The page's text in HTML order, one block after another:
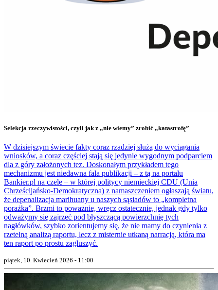
Selekcja rzeczywistości, czyli jak z „nie wiemy” zrobić „katastrofę”
W dzisiejszym świecie fakty coraz rzadziej służą do wyciągania
wniosków, a coraz częściej stają się jedynie wygodnym podparciem
dla z góry założonych tez. Doskonałym przykładem tego
mechanizmu jest niedawna fala publikacji – z tą na portalu
Bankier.pl na czele – w której politycy niemieckiej CDU (Unia
Chrześcijańsko-Demokratyczna) z namaszczeniem ogłaszają światu,
że depenalizacja marihuany u naszych sąsiadów to „kompletna
porażka”. Brzmi to poważnie, wręcz ostatecznie, jednak gdy tylko
odważymy się zajrzeć pod błyszczącą powierzchnię tych
nagłówków, szybko zorientujemy się, że nie mamy do czynienia z
rzetelną analizą raportu, lecz z misternie utkaną narracją, która ma
ten raport po prostu zagłuszyć.
piątek, 10. Kwiecień 2026 - 11:00